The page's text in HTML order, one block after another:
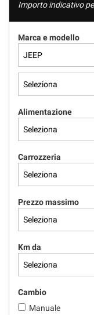
Importo indicativo
Marca e modello
Alimentazione
Carrozzeria
Prezzo massimo
Km da
Cambio
Manuale